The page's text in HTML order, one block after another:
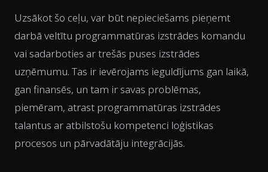
Uzsākot šo ceļu, var būt nepieciešams pieņemt
darbā veltītu programmatūras izstrādes komandu
vai sadarboties ar trešās puses izstrādes
uzņēmumu. Tas ir ievērojams ieguldījums gan laikā,
gan finansēs, un tam ir savas problēmas,
piemēram, atrast programmatūras izstrādes
talantus ar atbilstošu kompetenci loģistikas
procesos un pārvadātāju integrācijās.